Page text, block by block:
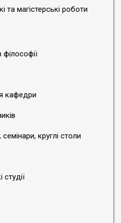
та магістерські роботи
кафедри
круглі столи
студії